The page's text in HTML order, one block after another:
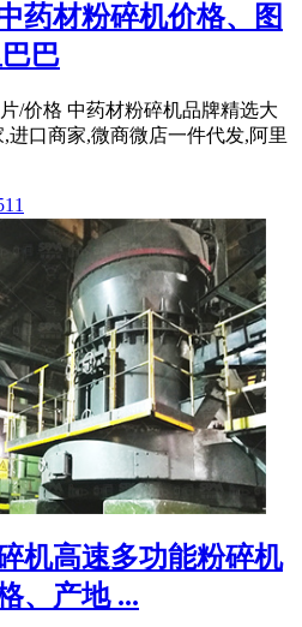
药材粉碎机价格、图
巴
/价格 中药材粉碎机品牌精选大
进口商家,微商微店一件代发,阿里
机高速多功能粉碎机
、产地 ...